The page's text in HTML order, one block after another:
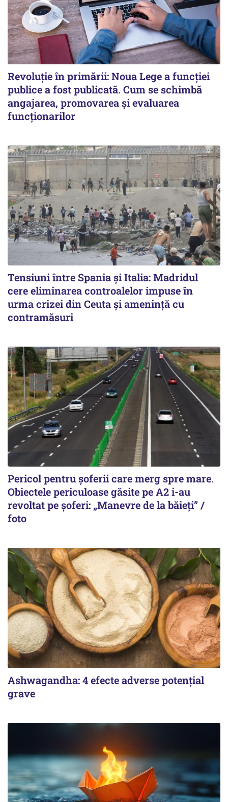
Revoluție în primării: Noua Lege a funcției
publice a fost publicată. Cum se schimbă
angajarea, promovarea și evaluarea
funcționarilor
Tensiuni între Spania și Italia: Madridul
cere eliminarea controalelor impuse în
urma crizei din Ceuta și amenință cu
contramăsuri
Pericol pentru șoferii care merg spre mare.
Obiectele periculoase găsite pe A2 i-au
revoltat pe șoferi: „Manevre de la băieți” /
foto
Ashwagandha: 4 efecte adverse potențial
grave